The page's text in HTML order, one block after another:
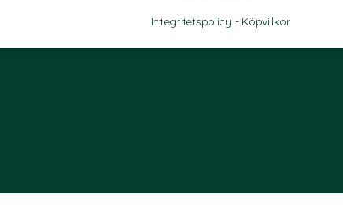
Integritetspolicy - Köpvillkor